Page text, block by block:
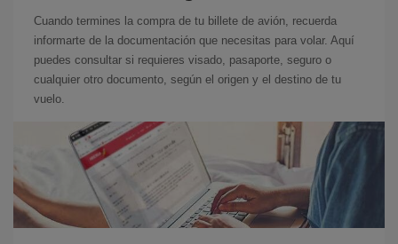
Cuando termines la compra de tu billete de avión, recuerda
informarte de la documentación que necesitas para volar. Aquí
puedes consultar si requieres visado, pasaporte, seguro o
cualquier otro documento, según el origen y el destino de tu
vuelo.